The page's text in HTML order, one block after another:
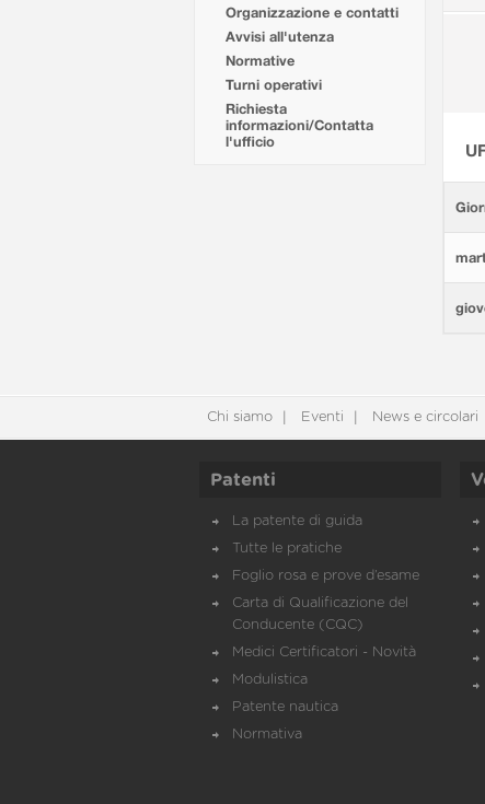
Organizzazione e contatti
Avvisi all'utenza
Normative
Turni operativi
Richiesta
informazioni/Contatta
l'ufficio
Chi siamo Eventi News e circolari
Patenti
La patente di guida
Tutte le pratiche
Foglio rosa e prove d’esame
Carta di Qualificazione del
Conducente (CQC)
Medici Certificatori - Novità
Modulistica
Patente nautica
Normativa